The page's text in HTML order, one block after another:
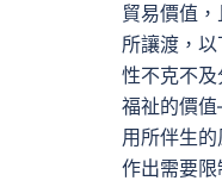
貿易價值
所讓渡，
性不克不
福祉的價
用所伴生
作出需要限